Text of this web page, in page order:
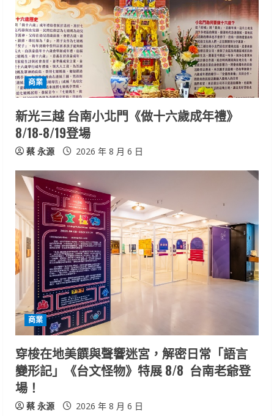
商業
新光三越 台南小北門《做十六歲成年禮》
8/18-8/19登場
蔡 永源 2026 年 8 月 6 日
商業
穿梭在地美饌與聲響迷宮，解密日常「語言
變形記」《台文怪物》特展 8/8 台南老爺登
場！
蔡 永源 2026 年 8 月 6 日